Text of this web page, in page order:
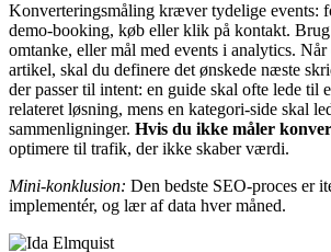
Konverteringsmåling kræver tydelige events:
demo-booking, køb eller klik på kontakt.
omtanke, eller mål med events i analytics. Når
artikel, skal du definere det ønskede næste
der passer til intent: en guide skal ofte lede til
relateret løsning, mens en kategori-side skal
sammenligninger. Hvis du ikke måler
optimere til trafik, der ikke skaber værdi.
Mini-konklusion: Den bedste SEO-proces er
implementér, og lær af data hver måned.